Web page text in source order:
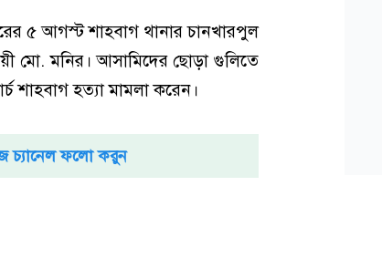
৫ আগস্ট শাহবাগ থানার চানখারপুল
মো. মনির। আসামিদের ছোড়া গুলিতে
শাহবাগ হত্যা মামলা করেন।
চ্যানেল ফলো করুন